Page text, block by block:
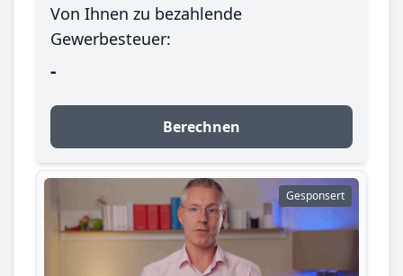
Von Ihnen zu bezahlende
Gewerbesteuer:
-
Berechnen
Gesponsert